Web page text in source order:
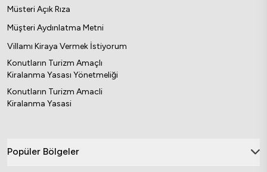
Müsteri Açık Rıza
Müşteri Aydınlatma Metni
Villamı Kiraya Vermek İstiyorum
Konutların Turizm Amaçlı
Kiralanma Yasası Yönetmeliği
Konutların Turizm Amacli
Kiralanma Yasasi
Popüler Bölgeler